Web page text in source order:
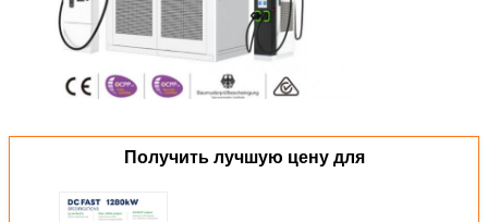
Получить лучшую цену для